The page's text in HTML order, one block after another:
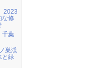
2023
な修
千葉
巣渓
と緑